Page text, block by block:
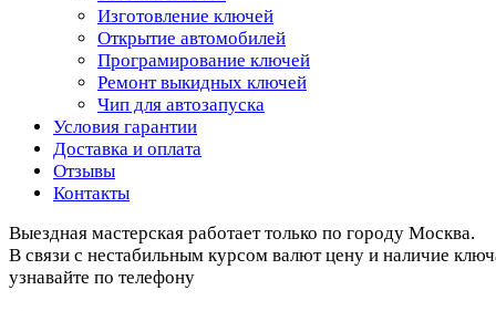
Изготовление ключей
Открытие автомобилей
Програмирование ключей
Ремонт выкидных ключей
Чип для автозапуска
Условия гарантии
Доставка и оплата
Отзывы
Контакты
Выездная мастерская работает только по городу Москва.
В связи с нестабильным курсом валют цену и наличие
узнавайте по телефону